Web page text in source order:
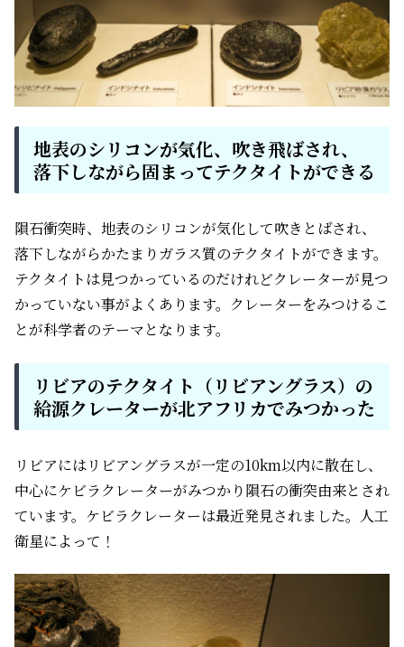
地表のシリコンが気化、吹き飛ばされ、
落下しながら固まってテクタイトができる
隕石衝突時、地表のシリコンが気化して吹きとばされ、
落下しながらかたまりガラス質のテクタイトができます。
テクタイトは見つかっているのだけれどクレーターが見つ
かっていない事がよくあります。クレーターをみつけるこ
とが科学者のテーマとなります。
リビアのテクタイト（リビアングラス）の
給源クレーターが北アフリカでみつかった
リビアにはリビアングラスが一定の10km以内に散在し、
中心にケビラクレーターがみつかり隕石の衝突由来とされ
ています。ケビラクレーターは最近発見されました。人工
衛星によって！